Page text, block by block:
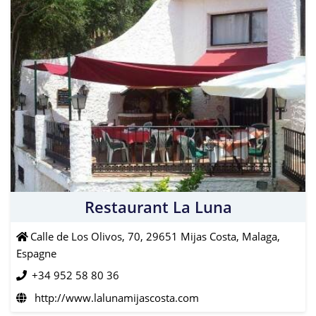
Restaurant La Luna
Calle de Los Olivos, 70, 29651 Mijas Costa, Malaga,
Espagne
+34 952 58 80 36
http://www.lalunamijascosta.com